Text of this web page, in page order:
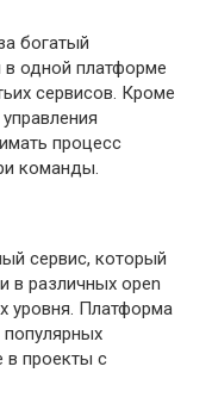
богатый
одной платформе
сервисов. Кроме
процесс
команды.
сервис, который
в различных open
уровня. Платформа
в проекты с